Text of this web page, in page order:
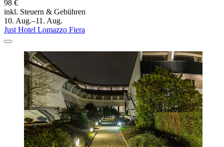
98 €
inkl. Steuern & Gebühren
10. Aug.–11. Aug.
Just Hotel Lomazzo Fiera